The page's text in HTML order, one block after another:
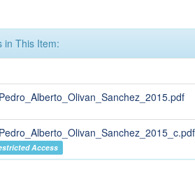
in This Item:
Access